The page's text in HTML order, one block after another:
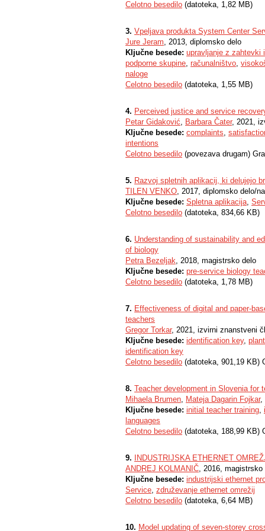
Celotno besedilo (datoteka, 1,82 MB)
3. Vpeljava produkta System Center
Jure Jeram, 2013, diplomsko delo
Ključne besede: upravljanje z zahtevki
podporne skupine, računalništvo,
naloge
Celotno besedilo (datoteka, 1,55 MB)
4. Perceived justice and service
Petar Gidaković, Barbara Čater, 2021,
Ključne besede: complaints,
intentions
Celotno besedilo (povezava drugam)
5. Razvoj spletnih aplikacij, ki delujejo
TILEN VENKO, 2017, diplomsko delo/
Ključne besede: Spletna aplikacija,
Celotno besedilo (datoteka, 834,66 KB)
6. Understanding of sustainability and
of biology
Petra Bezeljak, 2018, magistrsko delo
Ključne besede: pre-service biology
Celotno besedilo (datoteka, 1,78 MB)
7. Effectiveness of digital and paper-
teachers
Gregor Torkar, 2021, izvirni znanstveni
Ključne besede: identification key,
identification key
Celotno besedilo (datoteka, 901,19 KB)
8. Teacher development in Slovenia for
Mihaela Brumen, Mateja Dagarin Fojkar,
Ključne besede: initial teacher training,
languages
Celotno besedilo (datoteka, 188,99 KB)
9.
INDUSTRIJSKA ETHERNET
ANDREJ KOLMANIČ, 2016, magistrsko
Ključne besede: industrijski ethernet
Service, združevanje ethernet omrežij
Celotno besedilo (datoteka, 6,64 MB)
10. Model updating of seven-storey